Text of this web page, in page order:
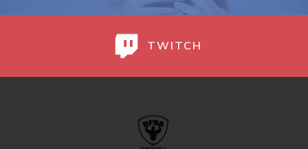
TWITCH